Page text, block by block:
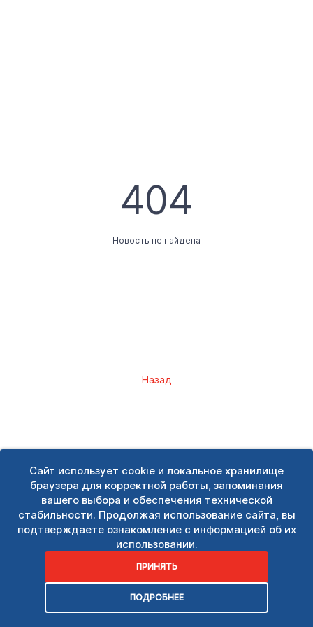
Сайт использует cookie и локальное хранилище
браузера для корректной работы, запоминания
вашего выбора и обеспечения технической
стабильности. Продолжая использование сайта, вы
подтверждаете ознакомление с информацией об их
использовании.
ПРИНЯТЬ
ПОДРОБНЕЕ
404
Новость не найдена
Назад